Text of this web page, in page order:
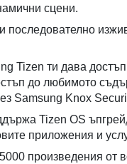
сцени.
последователно
Tizen ти дава
до любимото
Samsung Knox
Tizen OS
приложения и
произведения от